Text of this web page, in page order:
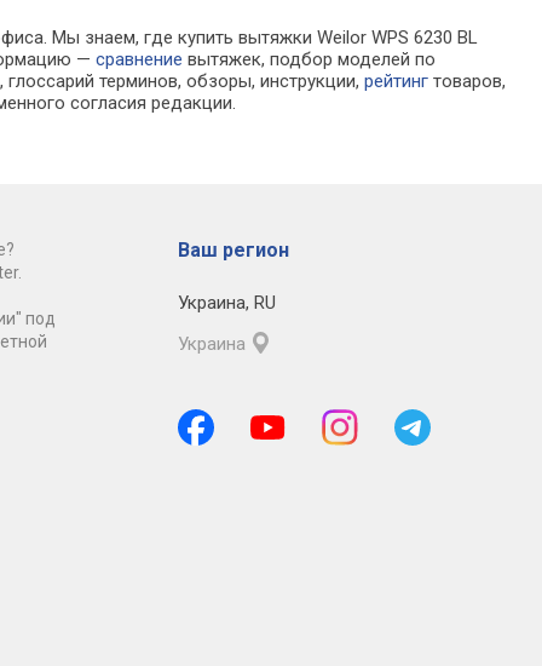
Мы знаем, где купить вытяжки Weilor WPS 6230 BL
—сравнение вытяжек, подбор моделей по
терминов, обзоры, инструкции,рейтинг товаров,
согласия редакции.
под
Ваш регион
Украина, RU
Украина